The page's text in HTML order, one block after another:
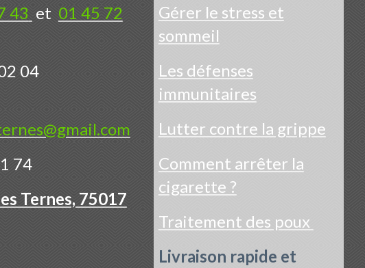
43 et 01 45 72
04
74
Ternes, 75017
Gérer le stress et
sommeil
Les défenses
immunitaires
Lutter contre la grippe
Comment arrêter la
cigarette ?
Traitement des poux
Livraison rapide et